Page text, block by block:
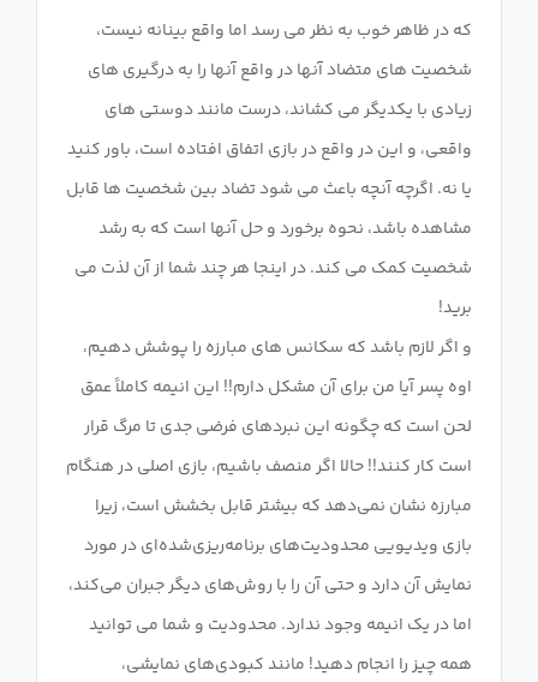
که در ظاهر خوب به نظر می رسد اما واقع بینانه نیست،
شخصیت های متضاد آنها در واقع آنها را به درگیری های
زیادی با یکدیگر می کشاند، درست مانند دوستی های
واقعی، و این در واقع در بازی اتفاق افتاده است، باور کنید
یا نه. اگرچه آنچه باعث می شود تضاد بین شخصیت ها قابل
مشاهده باشد، نحوه برخورد و حل آنها است که به رشد
شخصیت کمک می کند. در اینجا هر چند شما از آن لذت می
و اگر لازم باشد که سکانس های مبارزه را پوشش دهیم،
اوه پسر آیا من برای آن مشکل دارم!! این انیمه کاملاً عمق
لحن است که چگونه این نبردهای فرضی جدی تا مرگ قرار
است کار کنند!! حالا اگر منصف باشیم، بازی اصلی در هنگام
مبارزه نشان نمی‌دهد که بیشتر قابل بخشش است، زیرا
بازی ویدیویی محدودیت‌های برنامه‌ریزی‌شده‌ای در مورد
نمایش آن دارد و حتی آن را با روش‌های دیگر جبران می‌کند،
اما در یک انیمه وجود ندارد. محدودیت و شما می توانید
همه چیز را انجام دهید! مانند کبودی‌های نمایشی،